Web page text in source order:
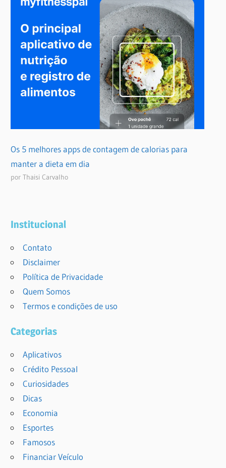
Os 5 melhores apps de contagem de calorias para
manter a dieta em dia
por Thaisi Carvalho
Institucional
Contato
Disclaimer
Política de Privacidade
Quem Somos
Termos e condições de uso
Categorias
Aplicativos
Crédito Pessoal
Curiosidades
Dicas
Economia
Esportes
Famosos
Financiar Veículo